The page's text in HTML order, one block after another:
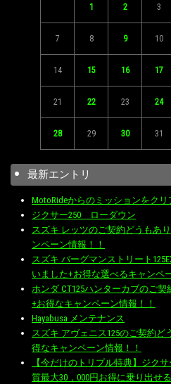
1 2 3
7 8 9 10
14 15 16 17
21 22 23 24
28 29 30 31
最新エントリ
MotoRideからのミッションをクリ
ジクサー250 ローダウン
スズキ レッツのご契約どうもあ
ンペーン情報！！
スズキ バーグマンストリート
いました+お得な選べるキャンペ
ホンダ CT125ハンターカブのご
+お得なキャンペーン情報！！
Hayabusa メンテナンス
スズキ アヴェニス125のご契約
得なキャンペーン情報！！
【今だけのトリプル特典】ジク
質最大30，000円お得に乗り出せ